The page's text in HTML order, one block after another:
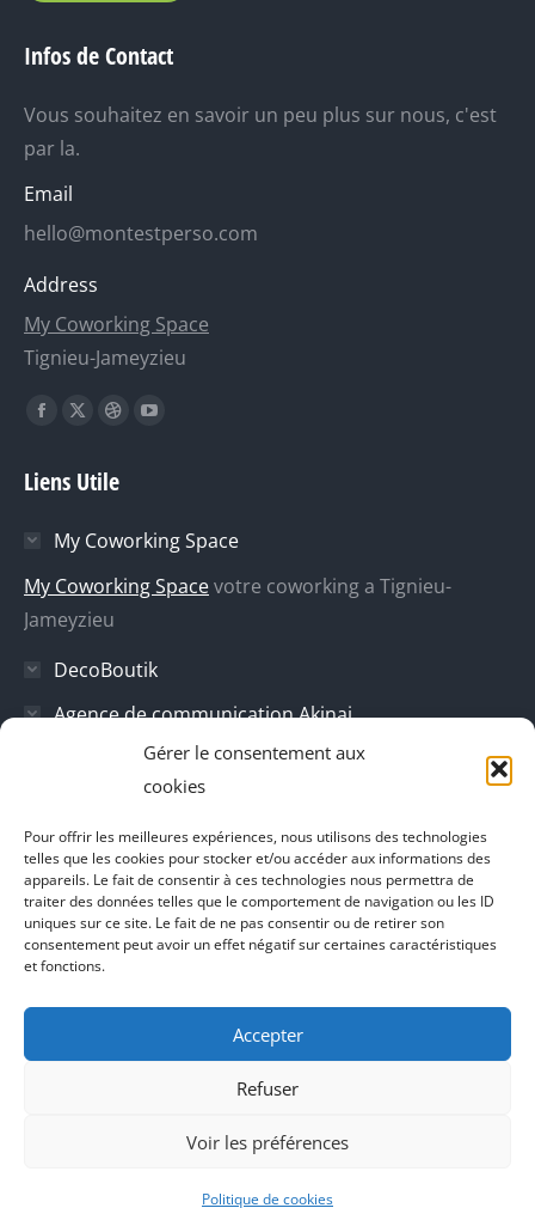
Gérer le consentement aux
cookies
Pour offrir les meilleures expériences, nous utilisons des technologies
telles que les cookies pour stocker et/ou accéder aux informations des
appareils. Le fait de consentir à ces technologies nous permettra de
traiter des données telles que le comportement de navigation ou les ID
uniques sur ce site. Le fait de ne pas consentir ou de retirer son
consentement peut avoir un effet négatif sur certaines caractéristiques
et fonctions.
Accepter
Refuser
Voir les préférences
Politique de cookies
Infos de Contact
Vous souhaitez en savoir un peu plus sur nous, c'est
par la.
Email
hello@montestperso.com
Address
My Coworking Space
Tignieu-Jameyzieu
Trouvez nous sur :
La
Facebook
dans
une
nouvelle
La
X
dans
une
nouvelle
La
Dribble
dans
une
nouvelle
La
dans
une
Liens Utile
My Coworking Space
My Coworking Spacevotre coworking a Tignieu-
Jameyzieu
DecoBoutik
Agence de communication Akinai
Place Du Dauphine
L'instant Ki
Il parlent de vous
communication Akinai Switzerland